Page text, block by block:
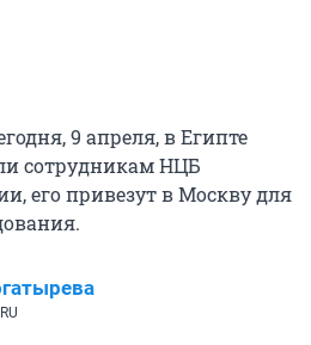
9 апреля, в Египте
сотрудникам НЦБ
его привезут в Москву для